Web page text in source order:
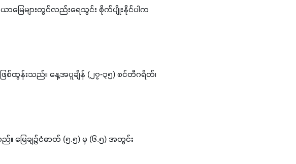
ြေများတွင်လည်းရေသွင်း စိုက်ပျိုးနိုင်ပါက
စ်ထွန်းသည်။ နေ့အပူချိန် (၂၇-၃၅) စင်တီဂရိတ်၊
မြေချဉ်ငံဓာတ် (၅.၅) မှ (၆.၅) အတွင်း